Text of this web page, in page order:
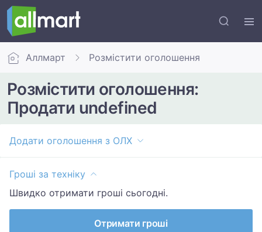
Аллмарт Розмістити оголошення
Розмістити оголошення:
Продати undefined
Додати оголошення з ОЛХ
Гроші за техніку
Швидко отримати гроші сьогодні.
Отримати гроші